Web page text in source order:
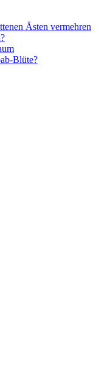
Ästen vermehren
Blüte?